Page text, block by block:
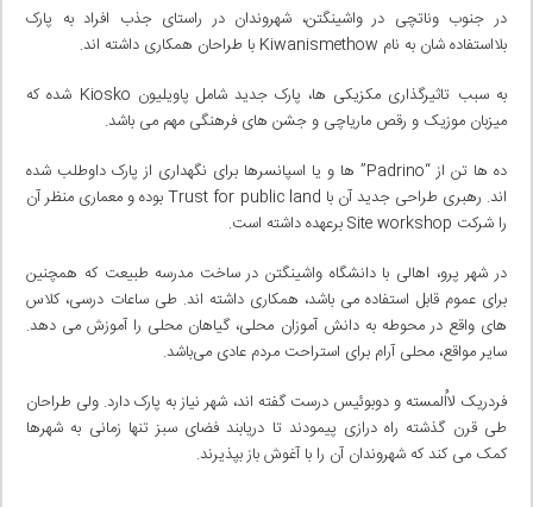
در جنوب وناتچی در واشینگتن، شهروندان در راستای جذب افراد به پارک
بلااستفاده شان به نام Kiwanismethow با طراحان همکاری داشته اند.
به سبب تاثیرگذاری مکزیکی ها، پارک جدید شامل پاویلیون Kiosko شده که
میزبان موزیک و رقص ماریاچی و جشن های فرهنگی مهم می باشد.
ده ها تن از “Padrino” ها و یا اسپانسرها برای نگهداری از پارک داوطلب شده
اند. رهبری طراحی جدید آن با Trust for public land بوده و معماری منظر آن
را شرکت Site workshop برعهده داشته است.
در شهر پرو، اهالی با دانشگاه واشینگتن در ساخت مدرسه طبیعت که همچنین
برای عموم قابل استفاده می باشد، همکاری داشته اند. طی ساعات درسی، کلاس
های واقع در محوطه به دانش آموزان محلی، گیاهان محلی را آموزش می دهد.
سایر مواقع، محلی آرام برای استراحت مردم عادی می‌باشد.
فردریک لااُلمسته و دوبوئیس درست گفته اند، شهر نیاز به پارک دارد. ولی طراحان
طی قرن گذشته راه درازی پیمودند تا دریابند فضای سبز تنها زمانی به شهرها
کمک می کند که شهروندان آن را با آغوش باز بپذیرند.